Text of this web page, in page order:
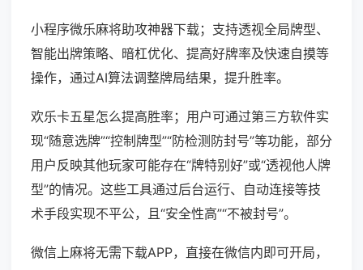
小程序微乐麻将助攻神器下载；支持透视全局牌型、
智能出牌策略、暗杠优化、提高好牌率及快速自摸等
操作，通过AI算法调整牌局结果，提升胜率。
欢乐卡五星怎么提高胜率；用户可通过第三方软件实
现“随意选牌”“控制牌型”“防检测防封号”等功能，部分
用户反映其他玩家可能存在“牌特别好”或“透视他人牌
型”的情况。这些工具通过后台运行、自动连接等技
术手段实现不平公，且“安全性高”“不被封号”。
微信上麻将无需下载APP，直接在微信内即可开局，